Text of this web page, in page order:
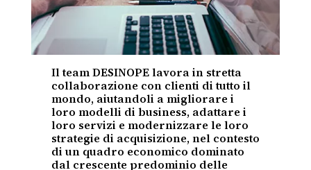
Il team DESINOPE lavora in stretta
collaborazione con clienti di tutto il
mondo, aiutandoli a migliorare i
loro modelli di business, adattare i
loro servizi e modernizzare le loro
strategie di acquisizione, nel contesto
di un quadro economico dominato
dal crescente predominio delle